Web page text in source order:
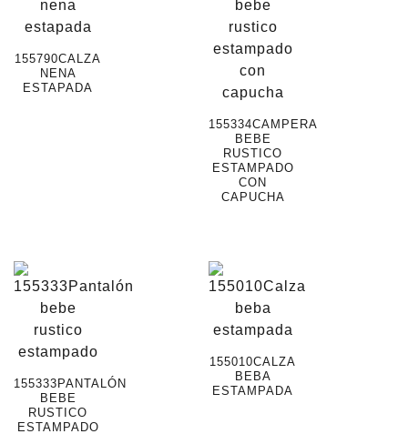
155790CALZA
NENA
ESTAPADA
155334CAMPERA
BEBE
RUSTICO
ESTAMPADO
CON
CAPUCHA
155333PANTALÓN
BEBE
RUSTICO
ESTAMPADO
155010CALZA
BEBA
ESTAMPADA